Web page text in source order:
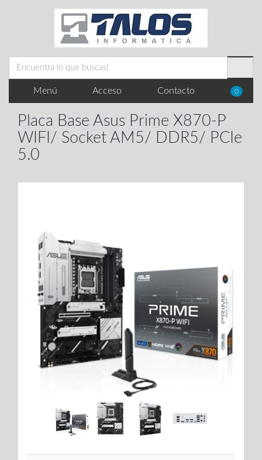
Menú Acceso Contacto 0
Placa Base Asus Prime X870-P
WIFI/ Socket AM5/ DDR5/ PCIe
5.0